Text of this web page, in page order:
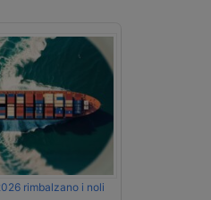
rimbalzano i noli